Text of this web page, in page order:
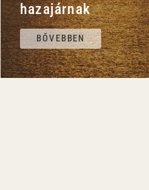
hazajárnak
BŐVEBBEN